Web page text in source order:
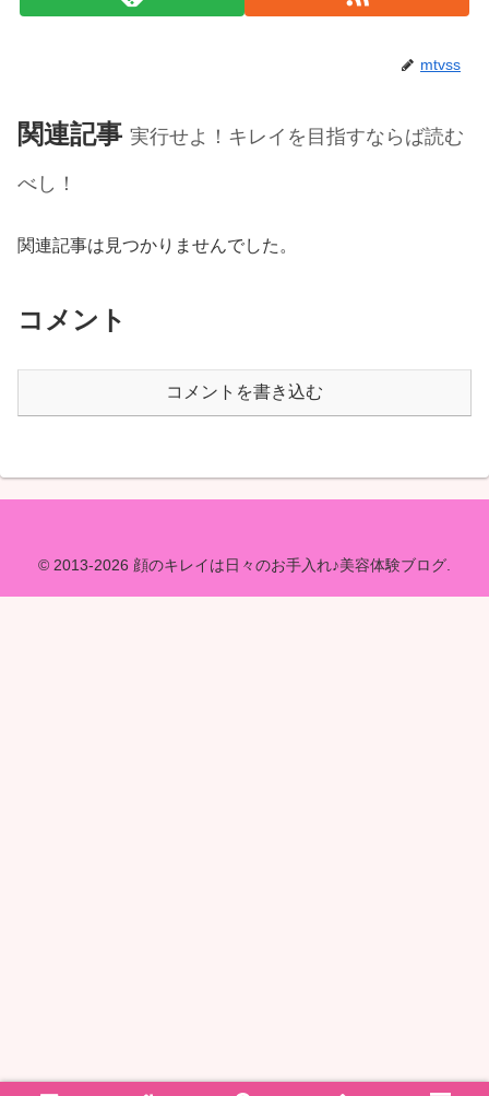
mtvss
関連記事 実行せよ！キレイを目指すならば読む
べし！
関連記事は見つかりませんでした。
コメント
コメントを書き込む
© 2013-2026 顔のキレイは日々のお手入れ♪美容体験ブログ.